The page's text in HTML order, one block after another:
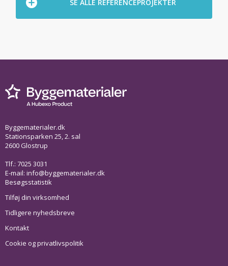
SE ALLE REFERENCEPROJEKTER
Byggematerialer.dk
Stationsparken 25, 2. sal
2600 Glostrup
Tlf.: 7025 3031
E-mail: info@byggematerialer.dk
Besøgsstatistik
Tilføj din virksomhed
Tidligere nyhedsbreve
Kontakt
Cookie og privatlivspolitik